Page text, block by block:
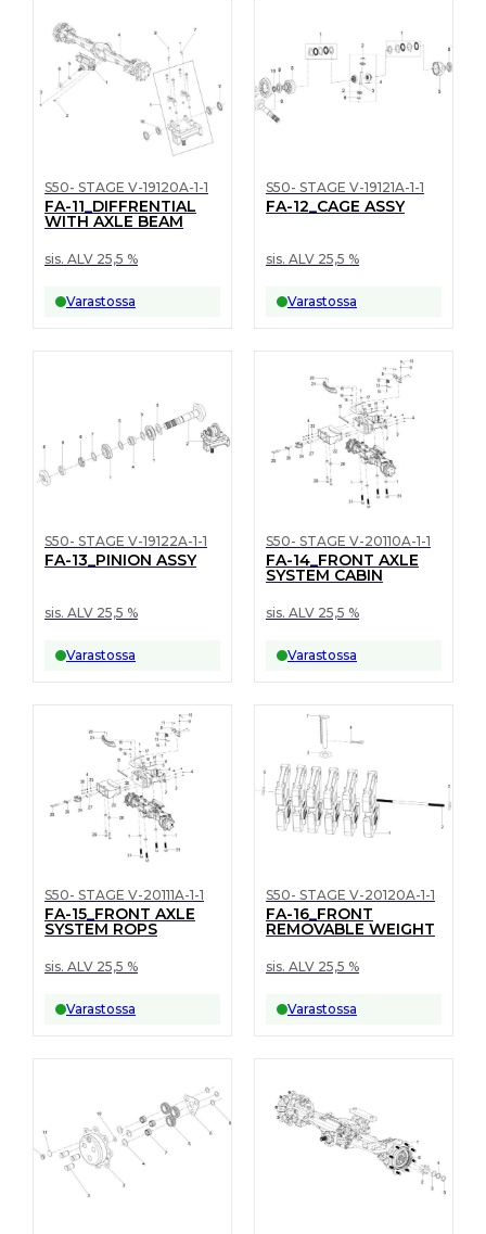
S50- STAGE V-19120A-1-1
FA-11_DIFFRENTIAL
WITH AXLE BEAM
sis. ALV 25,5 %
Varastossa
S50- STAGE V-19121A-1-1
FA-12_CAGE ASSY
sis. ALV 25,5 %
Varastossa
S50- STAGE V-19122A-1-1
FA-13_PINION ASSY
sis. ALV 25,5 %
Varastossa
S50- STAGE V-20110A-1-1
FA-14_FRONT AXLE
SYSTEM CABIN
sis. ALV 25,5 %
Varastossa
S50- STAGE V-20111A-1-1
FA-15_FRONT AXLE
SYSTEM ROPS
sis. ALV 25,5 %
Varastossa
S50- STAGE V-20120A-1-1
FA-16_FRONT
REMOVABLE WEIGHT
sis. ALV 25,5 %
Varastossa